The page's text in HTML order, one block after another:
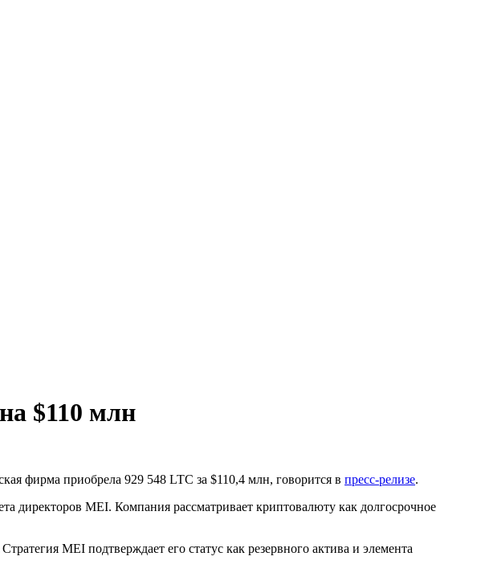
$110 млн
фирма приобрела 929 548 LTC за $110,4 млн, говорится в пресс-релизе.
директоров MEI. Компания рассматривает криптовалюту как долгосрочное
MEI подтверждает его статус как резервного актива и элемента